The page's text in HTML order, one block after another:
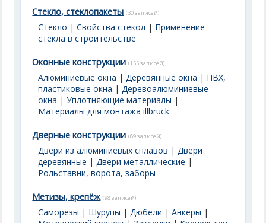
Стекло, стеклопакеты (30 записей)
Стекло |Свойства стекол | Применение
стекла в строительстве
Оконные конструкции (155 записей)
Алюминиевые окна |Деревянные окна | ПВХ,
пластиковые окна |Деревоалюминиевые
окна |Уплотняющие материалы |
Материалы для монтажа illbruck
Дверные конструкции (89 записей)
Двери из алюминиевых сплавов |Двери
деревянные |Двери металлические |
Рольставни, ворота, заборы
Метизы, крепёж (98 записей)
Саморезы | Шурупы |Дюбели |Анкеры |